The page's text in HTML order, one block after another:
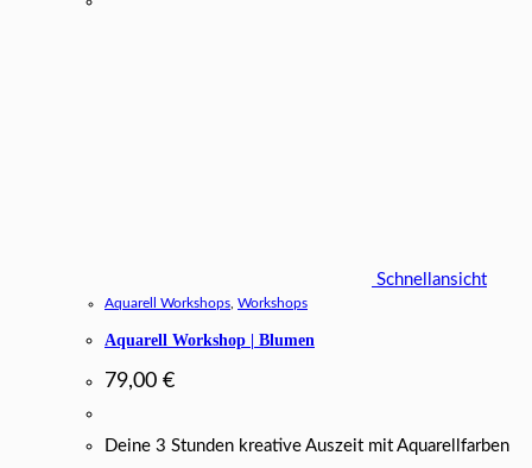
Schnellansicht
Aquarell Workshops Workshops
Aquarell Workshop | Blumen
79,00 €
Deine 3 Stunden kreative Auszeit mit Aquarellfarben